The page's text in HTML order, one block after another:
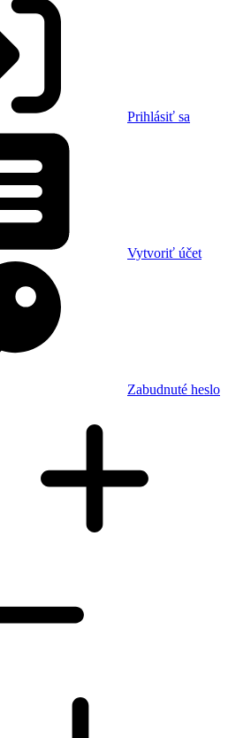
Prihlásiť sa
Vytvoriť účet
Zabudnuté heslo